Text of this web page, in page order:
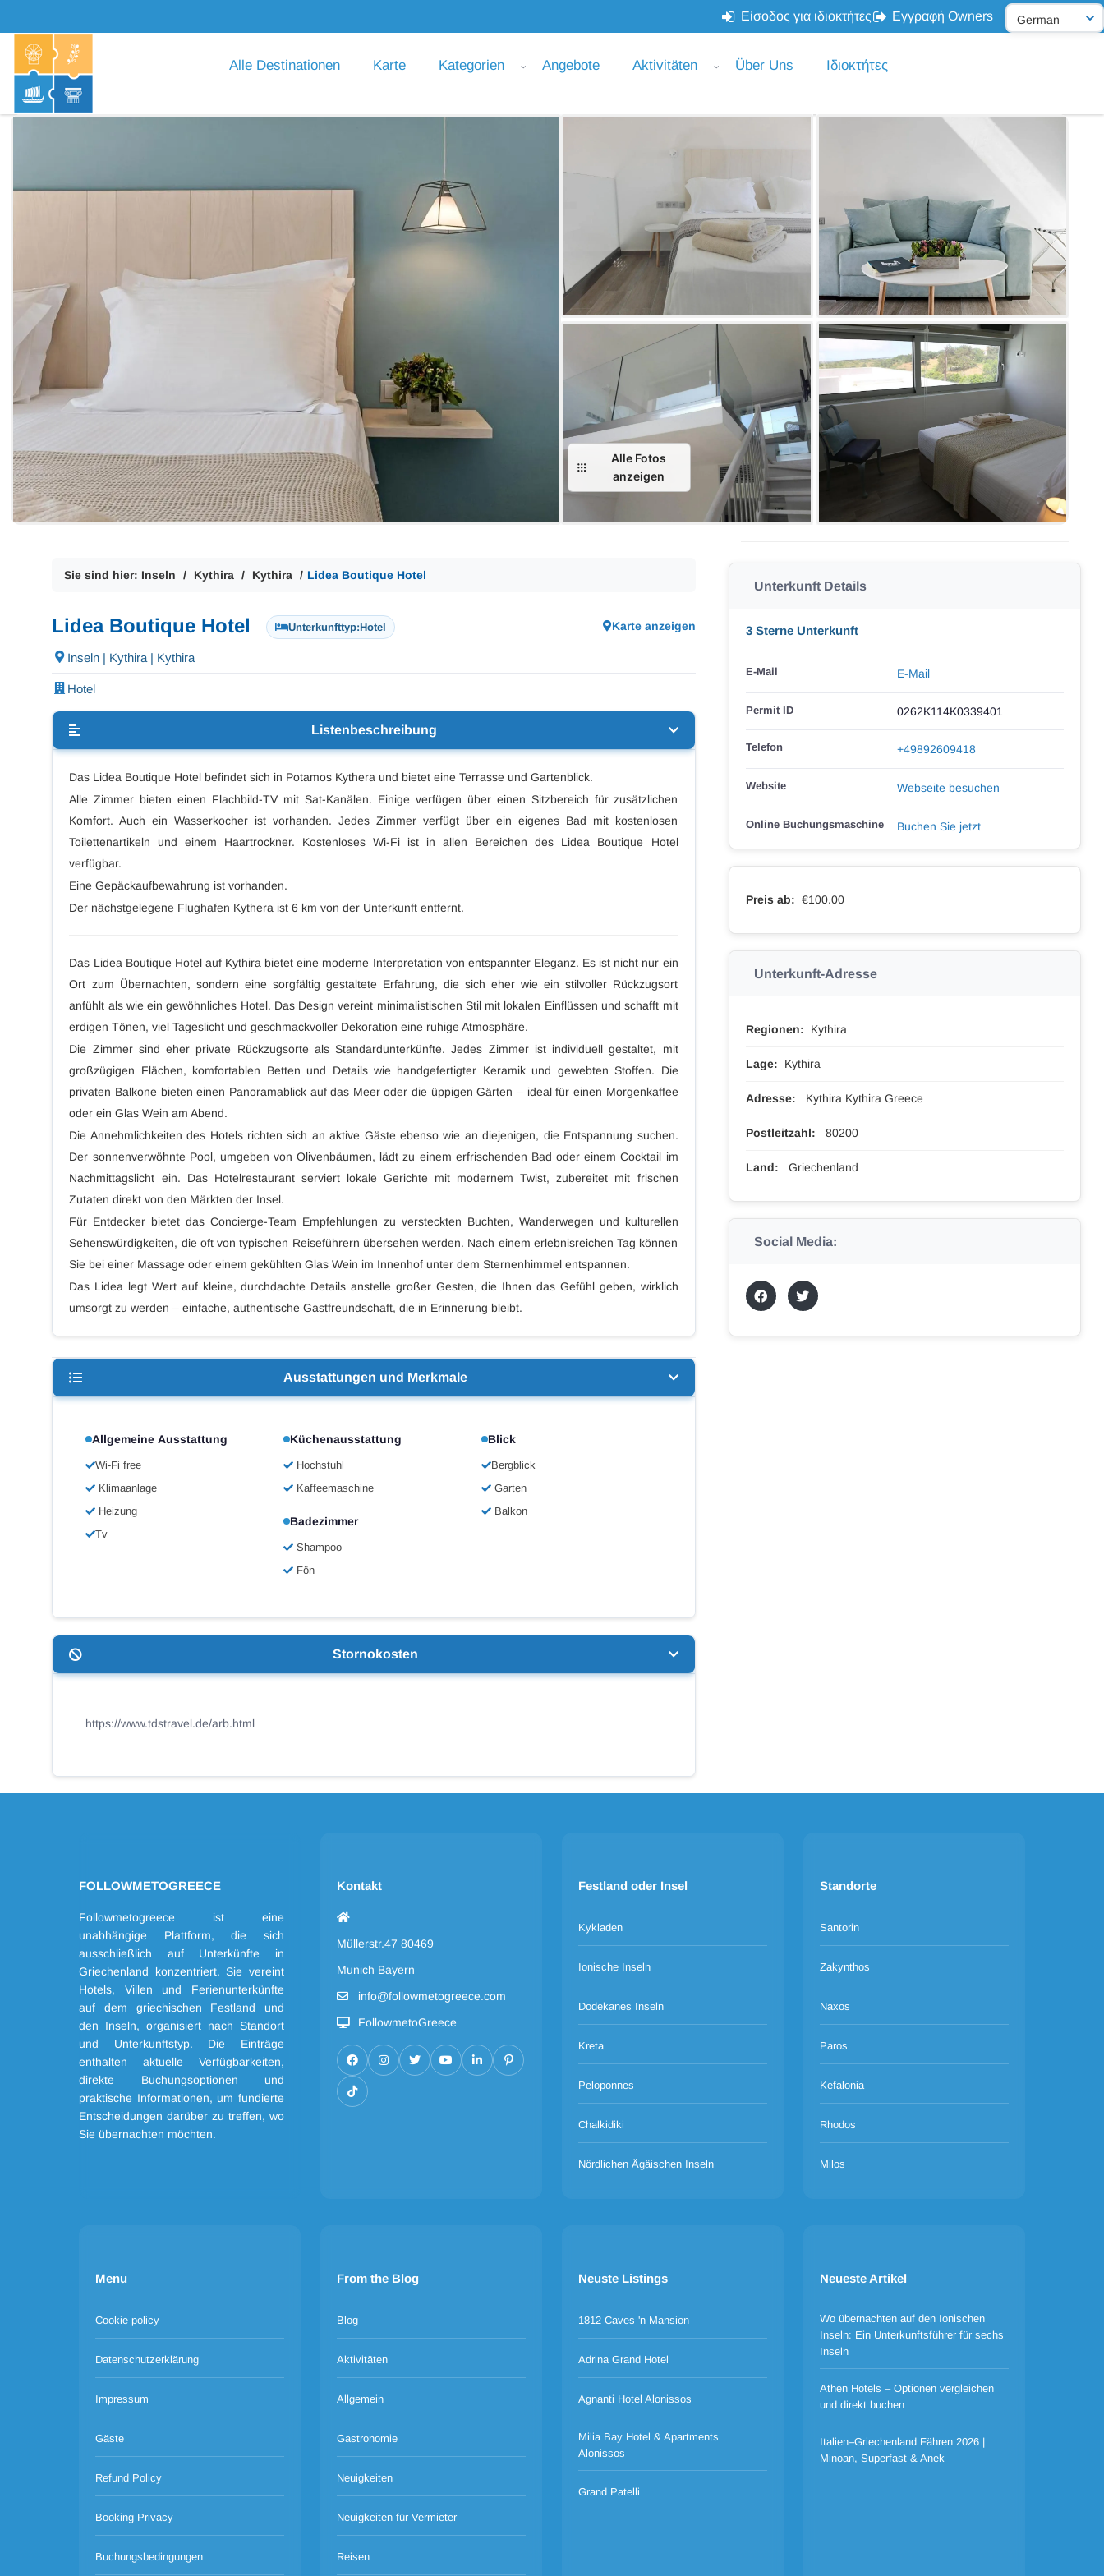
Είσοδος για ιδιοκτήτες Εγγραφή Owners
Alle Destinationen Karte Kategorien Angebote Aktivitäten Über Uns Ιδιοκτήτες
Alle Fotos
anzeigen
Sie sind hier: Inseln Kythira Kythira Lidea Boutique Hotel
Lidea Boutique Hotel Unterkunfttyp:Hotel Karte anzeigen
Inseln | Kythira | Kythira
Hotel
Listenbeschreibung
Das Lidea Boutique Hotel befindet sich in Potamos Kythera und bietet eine Terrasse und Gartenblick.
Alle Zimmer bieten einen Flachbild-TV mit Sat-Kanälen. Einige verfügen über einen Sitzbereich für zusätzlichen
Komfort. Auch ein Wasserkocher ist vorhanden. Jedes Zimmer verfügt über ein eigenes Bad mit kostenlosen
Toilettenartikeln und einem Haartrockner. Kostenloses Wi-Fi ist in allen Bereichen des Lidea Boutique Hotel
verfügbar.
Eine Gepäckaufbewahrung ist vorhanden.
Der nächstgelegene Flughafen Kythera ist 6 km von der Unterkunft entfernt.
Das Lidea Boutique Hotel auf Kythira bietet eine moderne Interpretation von entspannter Eleganz. Es ist nicht nur ein
Ort zum Übernachten, sondern eine sorgfältig gestaltete Erfahrung, die sich eher wie ein stilvoller Rückzugsort
anfühlt als wie ein gewöhnliches Hotel. Das Design vereint minimalistischen Stil mit lokalen Einflüssen und schafft mit
erdigen Tönen, viel Tageslicht und geschmackvoller Dekoration eine ruhige Atmosphäre.
Die Zimmer sind eher private Rückzugsorte als Standardunterkünfte. Jedes Zimmer ist individuell gestaltet, mit
großzügigen Flächen, komfortablen Betten und Details wie handgefertigter Keramik und gewebten Stoffen. Die
privaten Balkone bieten einen Panoramablick auf das Meer oder die üppigen Gärten – ideal für einen Morgenkaffee
oder ein Glas Wein am Abend.
Die Annehmlichkeiten des Hotels richten sich an aktive Gäste ebenso wie an diejenigen, die Entspannung suchen.
Der sonnenverwöhnte Pool, umgeben von Olivenbäumen, lädt zu einem erfrischenden Bad oder einem Cocktail im
Nachmittagslicht ein. Das Hotelrestaurant serviert lokale Gerichte mit modernem Twist, zubereitet mit frischen
Zutaten direkt von den Märkten der Insel.
Für Entdecker bietet das Concierge-Team Empfehlungen zu versteckten Buchten, Wanderwegen und kulturellen
Sehenswürdigkeiten, die oft von typischen Reiseführern übersehen werden. Nach einem erlebnisreichen Tag können
Sie bei einer Massage oder einem gekühlten Glas Wein im Innenhof unter dem Sternenhimmel entspannen.
Das Lidea legt Wert auf kleine, durchdachte Details anstelle großer Gesten, die Ihnen das Gefühl geben, wirklich
umsorgt zu werden – einfache, authentische Gastfreundschaft, die in Erinnerung bleibt.
Ausstattungen und Merkmale
Allgemeine Ausstattung
Wi-Fi free
Klimaanlage
Heizung
Tv
Küchenausstattung
Hochstuhl
Kaffeemaschine
Badezimmer
Shampoo
Fön
Blick
Bergblick
Garten
Balkon
Stornokosten
https://www.tdstravel.de/arb.html
Unterkunft Details
3 Sterne Unterkunft
E-Mail E-Mail
Permit ID 0262Κ114Κ0339401
Telefon +49892609418
Website Webseite besuchen
Online Buchungsmaschine Buchen Sie jetzt
Preis ab: €100.00
Unterkunft-Adresse
Regionen: Kythira
Lage: Kythira
Adresse: Kythira Kythira Greece
Postleitzahl: 80200
Land: Griechenland
Social Media:
FOLLOWMETOGREECE
Followmetogreece ist eine
unabhängige Plattform, die sich
ausschließlich auf Unterkünfte in
Griechenland konzentriert. Sie vereint
Hotels, Villen und Ferienunterkünfte
auf dem griechischen Festland und
den Inseln, organisiert nach Standort
und Unterkunftstyp. Die Einträge
enthalten aktuelle Verfügbarkeiten,
direkte Buchungsoptionen und
praktische Informationen, um fundierte
Entscheidungen darüber zu treffen, wo
Sie übernachten möchten.
Kontakt
Müllerstr.47 80469
Munich Bayern
info@followmetogreece.com
FollowmetoGreece
Festland oder Insel
Kykladen
Ionische Inseln
Dodekanes Inseln
Kreta
Peloponnes
Chalkidiki
Nördlichen Ägäischen Inseln
Standorte
Santorin
Zakynthos
Naxos
Paros
Kefalonia
Rhodos
Milos
Menu
Cookie policy
Datenschutzerklärung
Impressum
Gäste
Refund Policy
Booking Privacy
Buchungsbedingungen
From the Blog
Blog
Aktivitäten
Allgemein
Gastronomie
Neuigkeiten
Neuigkeiten für Vermieter
Reisen
Neuste Listings
1812 Caves 'n Mansion
Adrina Grand Hotel
Agnanti Hotel Alonissos
Milia Bay Hotel & Apartments
Alonissos
Grand Patelli
Neueste Artikel
Wo übernachten auf den Ionischen
Inseln: Ein Unterkunftsführer für sechs
Inseln
Athen Hotels – Optionen vergleichen
und direkt buchen
Italien–Griechenland Fähren 2026 |
Minoan, Superfast & Anek